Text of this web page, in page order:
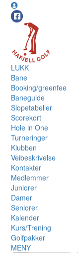
LUKK
Bane
Booking/greenfee
Baneguide
Slopetabeller
Scorekort
Hole in One
Turneringer
Klubben
Veibeskrivelse
Kontakter
Medlemmer
Juniorer
Damer
Seniorer
Kalender
Kurs/Trening
Golfpakker
MENY